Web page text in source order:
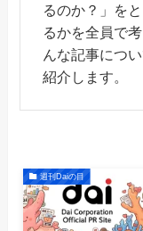
るのか？」を
るかを全員で
んな記事につ
紹介します。
週刊Daiの目